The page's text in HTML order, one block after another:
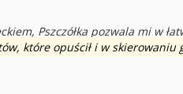
Pszczółka pozwala mi w
które opuścił i w skierowaniu